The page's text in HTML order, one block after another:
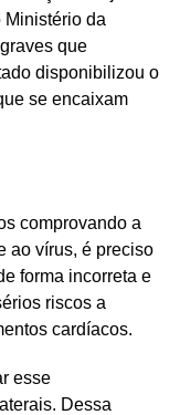
Ministério da
que
disponibilizou o
se encaixam
comprovando a
ao vírus, é preciso
forma incorreta e
riscos a
cardíacos.
esse
Dessa